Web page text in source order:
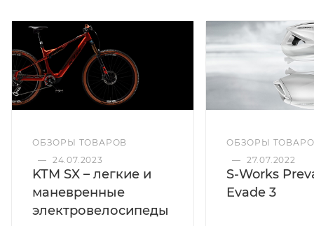
ОБЗОРЫ ТОВАРОВ
— 24.07.2023
KTM SX – легкие и
маневренные
электровелосипеды
ОБЗОРЫ
— 27.07.2022
S-Works
Evade 3